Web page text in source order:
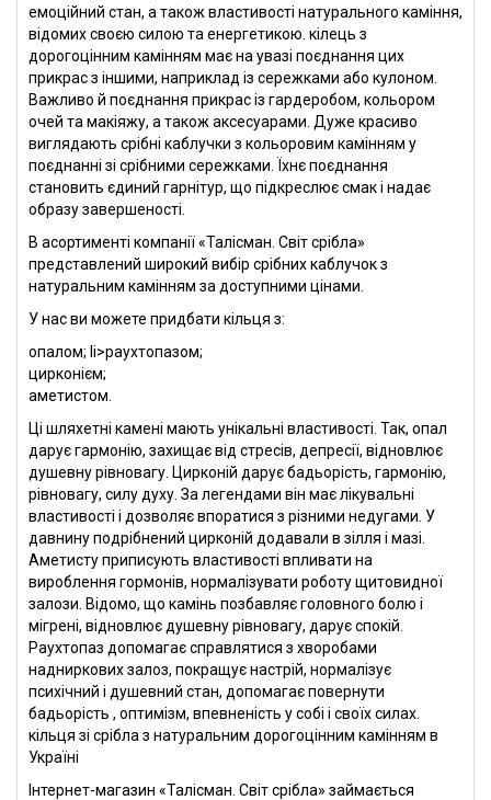
емоційний стан, а також властивості натурального каміння,
відомих своєю силою та енергетикою. кілець з
дорогоцінним камінням має на увазі поєднання цих
прикрас з іншими, наприклад із сережками або кулоном.
Важливо й поєднання прикрас із гардеробом, кольором
очей та макіяжу, а також аксесуарами. Дуже красиво
виглядають срібні каблучки з кольоровим камінням у
поєднанні зі срібними сережками. Їхнє поєднання
становить єдиний гарнітур, що підкреслює смак і надає
образу завершеності.
В асортименті компанії «Талісман. Світ срібла»
представлений широкий вибір срібних каблучок з
натуральним камінням за доступними цінами.
У нас ви можете придбати кільця з:
опалом; li>раухтопазом;
цирконієм;
аметистом.
Ці шляхетні камені мають унікальні властивості. Так, опал
дарує гармонію, захищає від стресів, депресії, відновлює
душевну рівновагу. Цирконій дарує бадьорість, гармонію,
рівновагу, силу духу. За легендами він має лікувальні
властивості і дозволяє впоратися з різними недугами. У
давнину подрібнений цирконій додавали в зілля і мазі.
Аметисту приписують властивості впливати на
вироблення гормонів, нормалізувати роботу щитовидної
залози. Відомо, що камінь позбавляє головного болю і
мігрені, відновлює душевну рівновагу, дарує спокій.
Раухтопаз допомагає справлятися з хворобами
надниркових залоз, покращує настрій, нормалізує
психічний і душевний стан, допомагає повернути
бадьорість , оптимізм, впевненість у собі і своїх силах.
кільця зі срібла з натуральним дорогоцінним камінням в
Україні
Інтернет-магазин «Талісман. Світ срібла» займається